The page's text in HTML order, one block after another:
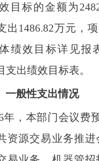
目标的金额为
出 1486.82万元，
绩效目标详见报
支出绩效目标表。
一般性支出情况
年，本部门会议费
资源交易业务推进